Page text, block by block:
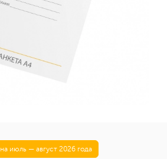
июль — август 2026 года